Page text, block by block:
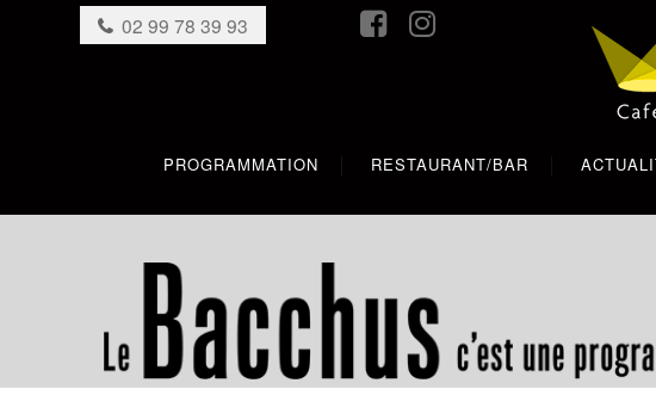
PROGRAMMATION RESTAURANT/BAR
02 99 78 39 93